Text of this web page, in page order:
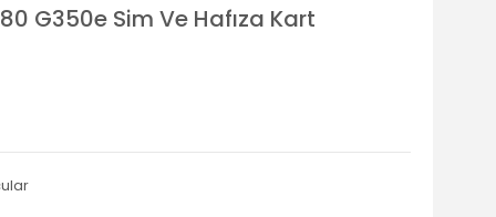
G350e Sim Ve Hafıza Kart